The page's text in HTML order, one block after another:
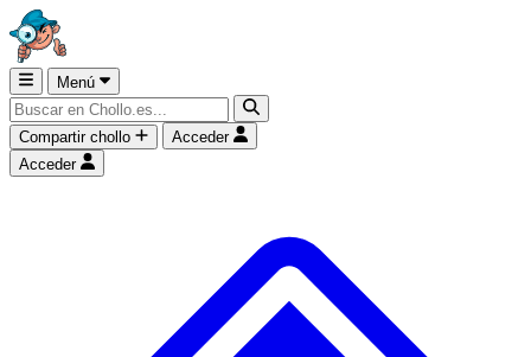
Menú
Compartir chollo
Acceder
Acceder